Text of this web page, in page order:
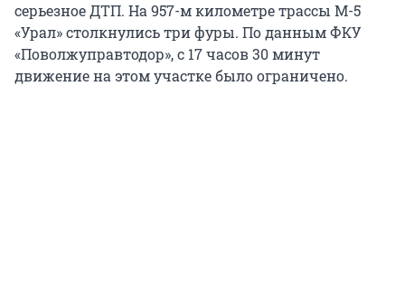
серьезное ДТП. На 957-м километре трассы М-5
«Урал» столкнулись три фуры. По данным ФКУ
«Поволжуправтодор», с 17 часов 30 минут
движение на этом участке было ограничено.